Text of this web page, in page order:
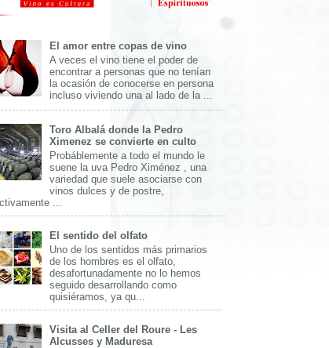
El amor entre copas de vino
A veces el vino tiene el poder de
encontrar a personas que no tenían
la ocasión de conocerse en persona
incluso viviendo una al lado de la ...
Toro Albalá donde la Pedro
Ximenez se convierte en culto
Probáblemente a todo el mundo le
suene la uva Pedro Ximénez , una
variedad que suele asociarse con
vinos dulces y de postre,
...
El sentido del olfato
Uno de los sentidos más primarios
de los hombres es el olfato,
desafortunadamente no lo hemos
seguido desarrollando como
quisiéramos, ya qu...
Visita al Celler del Roure - Les
Alcusses y Maduresa